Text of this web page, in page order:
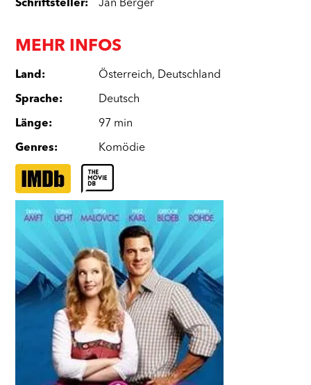
Schriftsteller: Jan Berger
MEHR INFOS
Land: Österreich, Deutschland
Sprache: Deutsch
Länge: 97 min
Genres: Komödie